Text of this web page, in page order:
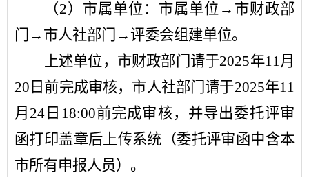
（2）市属单位：市属单位 → 市财政部
门
→ 市人社部门 → 评委会组建单位。
上述单位，市财政部门请于2025年11月
20 日前完成审核，市人社部门请于2025年11
月 24 日 18:00前完成审核，并导出委托评审
函打印盖章后上传系统（委托评审函中含本
市所有申报人员）。